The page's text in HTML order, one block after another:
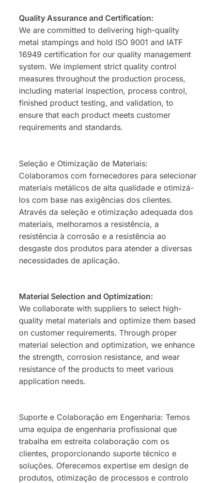
Quality Assurance and Certification:
We are committed to delivering high-quality
metal stampings and hold ISO 9001 and IATF
16949 certification for our quality management
system. We implement strict quality control
measures throughout the production process,
including material inspection, process control,
finished product testing, and validation, to
ensure that each product meets customer
requirements and standards.
Seleção e Otimização de Materiais:
Colaboramos com fornecedores para selecionar
materiais metálicos de alta qualidade e otimizá-
los com base nas exigências dos clientes.
Através da seleção e otimização adequada dos
materiais, melhoramos a resistência, a
resistência à corrosão e a resistência ao
desgaste dos produtos para atender a diversas
necessidades de aplicação.
Material Selection and Optimization:
We collaborate with suppliers to select high-
quality metal materials and optimize them based
on customer requirements. Through proper
material selection and optimization, we enhance
the strength, corrosion resistance, and wear
resistance of the products to meet various
application needs.
Suporte e Colaboração em Engenharia: Temos
uma equipa de engenharia profissional que
trabalha em estreita colaboração com os
clientes, proporcionando suporte técnico e
soluções. Oferecemos expertise em design de
produtos, otimização de processos e controlo